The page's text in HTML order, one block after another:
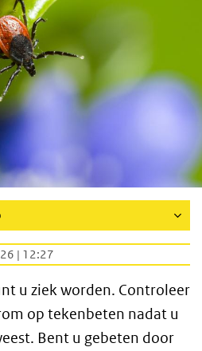
| 12:27
u ziek worden. Controleer
op tekenbeten nadat u
Bent u gebeten door